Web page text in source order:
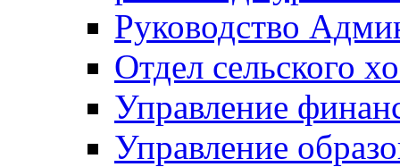
Руководство
Отдел сельского
Управление
Управление